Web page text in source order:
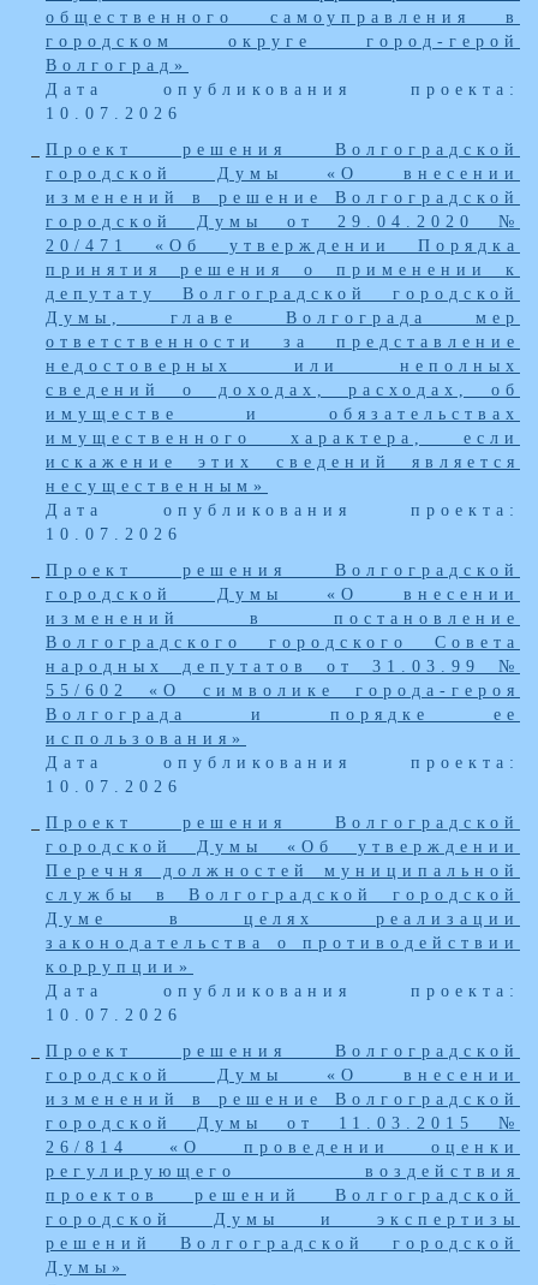
общественного самоуправления в
городском округе город-герой
Волгоград»
Дата опубликования проекта:
10.07.2026
Проект решения Волгоградской
городской Думы «О внесении
изменений в решение Волгоградской
городской Думы от 29.04.2020 №
20/471 «Об утверждении Порядка
принятия решения о применении к
депутату Волгоградской городской
Думы, главе Волгограда мер
ответственности за представление
недостоверных или неполных
сведений о доходах, расходах, об
имуществе и обязательствах
имущественного характера, если
искажение этих сведений является
несущественным»
Дата опубликования проекта:
10.07.2026
Проект решения Волгоградской
городской Думы «О внесении
изменений в постановление
Волгоградского городского Совета
народных депутатов от 31.03.99 №
55/602 «О символике города-героя
Волгограда и порядке ее
использования»
Дата опубликования проекта:
10.07.2026
Проект решения Волгоградской
городской Думы «Об утверждении
Перечня должностей муниципальной
службы в Волгоградской городской
Думе в целях реализации
законодательства о противодействии
коррупции»
Дата опубликования проекта:
10.07.2026
Проект решения Волгоградской
городской Думы «О внесении
изменений в решение Волгоградской
городской Думы от 11.03.2015 №
26/814 «О проведении оценки
регулирующего воздействия
проектов решений Волгоградской
городской Думы и экспертизы
решений Волгоградской городской
Думы»